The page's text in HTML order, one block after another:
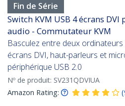
Fin de Série
Switch KVM USB 4 écrans
audio - Commutateur KVM
Basculez entre deux
écrans DVI, haut-parleurs et
périphérique USB 2.0
Nº de produit: SV231QDVIUA
Amazon Rating:
(